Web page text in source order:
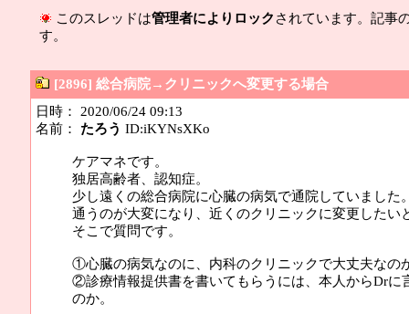
このスレッドは管理者によりロック されています。記事
す。
[2896] 総合病院→クリニックへ変更する場合
日時： 2020/06/24 09:13
名前： たろう ID:iKYNsXKo
ケアマネです。
独居高齢者、認知症。
少し遠くの総合病院に心臓の病気で通院していました
通うのが大変になり、近くのクリニックに変更したい
そこで質問です。
①心臓の病気なのに、内科のクリニックで大丈夫なの
②診療情報提供書を書いてもらうには、本人からDrに
のか。